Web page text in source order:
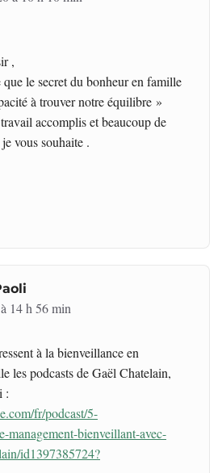
,
le secret du bonheur en famille
à trouver notre équilibre »
accomplis et beaucoup de
vous souhaite .
14 h 56 min
à la bienveillance en
les podcasts de Gaël Chatelain,
:
fr/podcast/5-
bienveillant-avec-
id1397385724?